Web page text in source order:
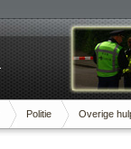
Politie Overige